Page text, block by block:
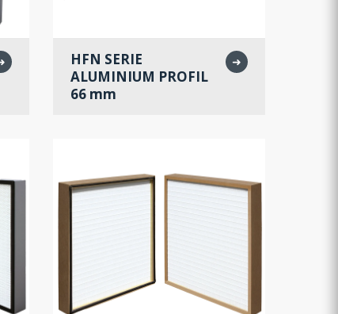
HFN SERIE
ALUMINIUM PROFIL
66 mm
➜